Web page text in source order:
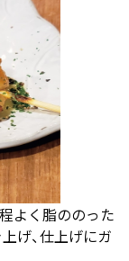
程よく脂ののった
げ、仕上げにガ